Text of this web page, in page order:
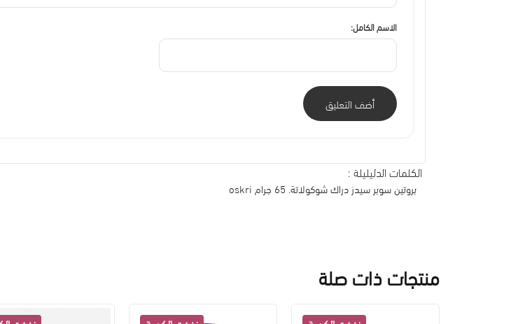
الاسم الكامل:
أضف التعليق
الكلمات الدليليلة :
بروتين سوبر سيدز دراك شوكولاتة. 65 جرام oskri
منتجات ذات صلة